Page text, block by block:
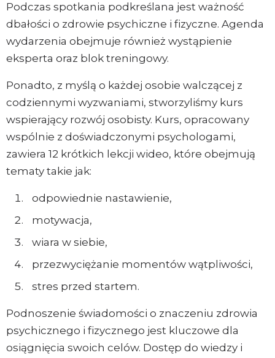
Podczas spotkania podkreślana jest ważność
dbałości o zdrowie psychiczne i fizyczne. Agenda
wydarzenia obejmuje również wystąpienie
eksperta oraz blok treningowy.
Ponadto, z myślą o każdej osobie walczącej z
codziennymi wyzwaniami, stworzyliśmy kurs
wspierający rozwój osobisty. Kurs, opracowany
wspólnie z doświadczonymi psychologami,
zawiera 12 krótkich lekcji wideo, które obejmują
tematy takie jak:
odpowiednie nastawienie,
motywacja,
wiara w siebie,
przezwyciężanie momentów wątpliwości,
stres przed startem.
Podnoszenie świadomości o znaczeniu zdrowia
psychicznego i fizycznego jest kluczowe dla
osiągnięcia swoich celów. Dostęp do wiedzy i